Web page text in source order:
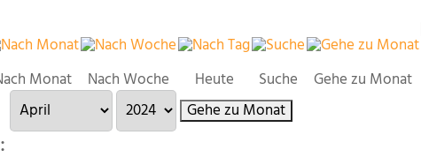
Monat Nach Woche Heute Suche
Gehe zu Monat
Gehe zu Monat